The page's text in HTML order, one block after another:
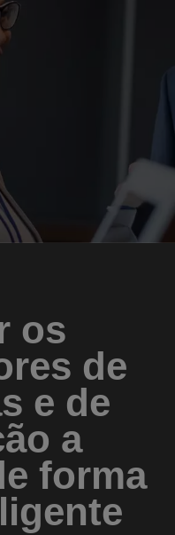
os
de
e de
a
forma